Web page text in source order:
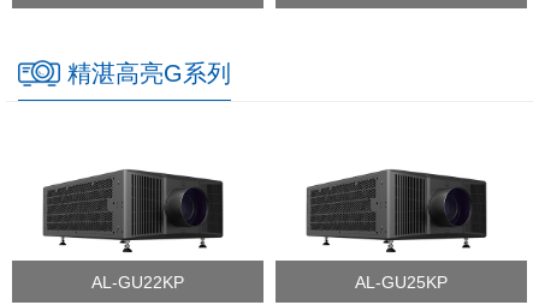
精湛高亮G系列
AL-GU22KP AL-GU25KP